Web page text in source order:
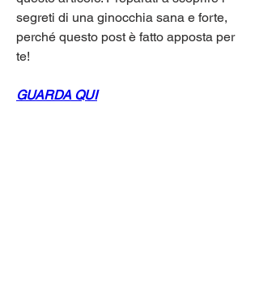
segreti di una ginocchia sana e forte,
perché questo post è fatto apposta per
te!
GUARDA QUI